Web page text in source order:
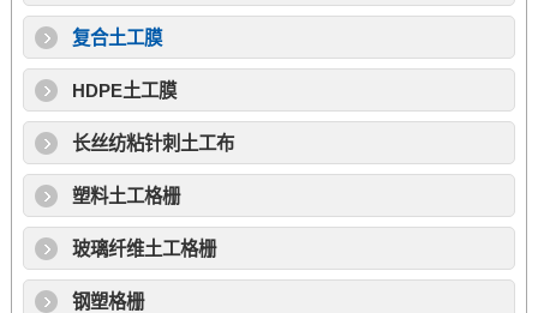
复合土工膜
HDPE土工膜
长丝纺粘针刺土工布
塑料土工格栅
玻璃纤维土工格栅
钢塑格栅